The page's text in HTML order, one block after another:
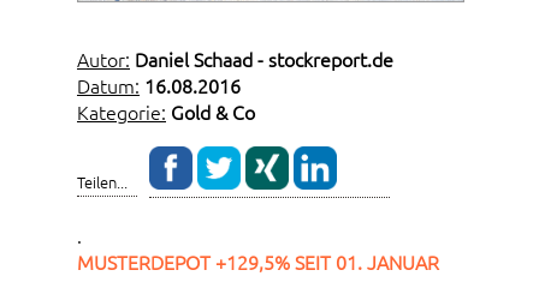
Autor: Daniel Schaad - stockreport.de
Datum: 16.08.2016
Kategorie: Gold & Co
Teilen...
.
MUSTERDEPOT +129,5% SEIT 01. JANUAR